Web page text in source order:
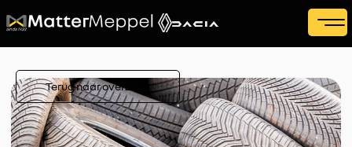
Terug naar overzicht